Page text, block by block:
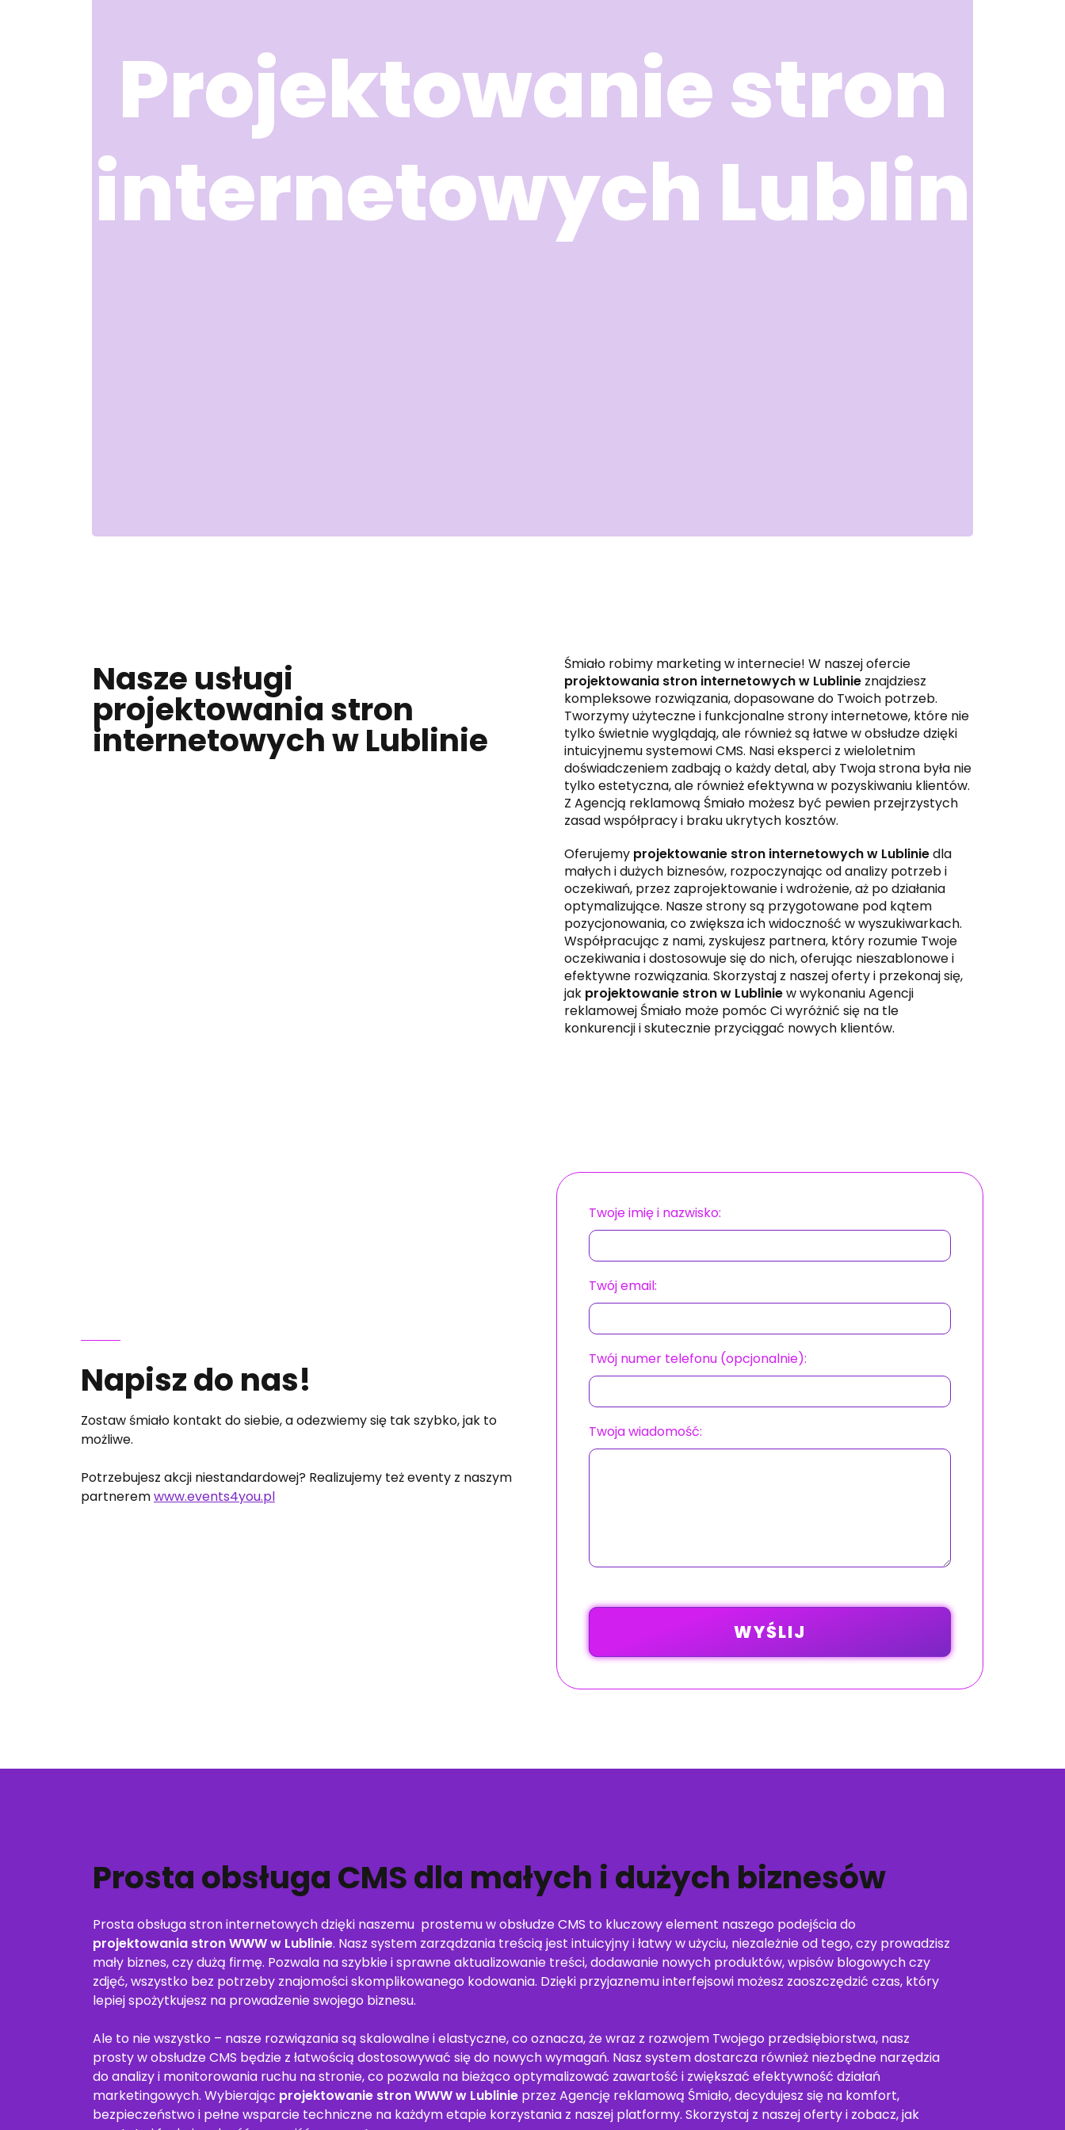
Projektowanie stron
internetowych Lublin
Nasze usługi
projektowania stron
internetowych w Lublinie
Śmiało robimy marketing w internecie! W naszej ofercie
projektowania stron internetowych w Lublinie znajdziesz
kompleksowe rozwiązania, dopasowane do Twoich potrzeb.
Tworzymy użyteczne i funkcjonalne strony internetowe, które nie
tylko świetnie wyglądają, ale również są łatwe w obsłudze dzięki
intuicyjnemu systemowi CMS. Nasi eksperci z wieloletnim
doświadczeniem zadbają o każdy detal, aby Twoja strona była nie
tylko estetyczna, ale również efektywna w pozyskiwaniu klientów.
Z Agencją reklamową Śmiało możesz być pewien przejrzystych
zasad współpracy i braku ukrytych kosztów.
Oferujemy projektowanie stron internetowych w Lubliniedla
małych i dużych biznesów, rozpoczynając od analizy potrzeb i
oczekiwań, przez zaprojektowanie i wdrożenie, aż po działania
optymalizujące. Nasze strony są przygotowane pod kątem
pozycjonowania, co zwiększa ich widoczność w wyszukiwarkach.
Współpracując z nami, zyskujesz partnera, który rozumie Twoje
oczekiwania i dostosowuje się do nich, oferując nieszablonowe i
efektywne rozwiązania. Skorzystaj z naszej oferty i przekonaj się,
jak projektowanie stron w Lubliniew wykonaniu Agencji
reklamowej Śmiało może pomóc Ci wyróżnić się na tle
konkurencji i skutecznie przyciągać nowych klientów.
Napisz do nas!
Zostaw śmiało kontakt do siebie, a odezwiemy się tak szybko, jak to
możliwe.
Potrzebujesz akcji niestandardowej? Realizujemy też eventy z naszym
partneremwww.events4you.pl
Twoje imię i nazwisko:
Twój email:
Twój numer telefonu (opcjonalnie):
Twoja wiadomość:
Prosta obsługa CMS dla małych i dużych biznesów
Prosta obsługa stron internetowych dzięki naszemu prostemu w obsłudze CMS to kluczowy element naszego podejścia do
projektowania stron WWW w Lublinie. Nasz system zarządzania treścią jest intuicyjny i łatwy w użyciu, niezależnie od tego, czy prowadzisz
mały biznes, czy dużą firmę. Pozwala na szybkie i sprawne aktualizowanie treści, dodawanie nowych produktów, wpisów blogowych czy
zdjęć, wszystko bez potrzeby znajomości skomplikowanego kodowania. Dzięki przyjaznemu interfejsowi możesz zaoszczędzić czas, który
lepiej spożytkujesz na prowadzenie swojego biznesu.
Ale to nie wszystko – nasze rozwiązania są skalowalne i elastyczne, co oznacza, że wraz z rozwojem Twojego przedsiębiorstwa, nasz
prosty w obsłudze CMS będzie z łatwością dostosowywać się do nowych wymagań. Nasz system dostarcza również niezbędne narzędzia
do analizy i monitorowania ruchu na stronie, co pozwala na bieżąco optymalizować zawartość i zwiększać efektywność działań
marketingowych. Wybierając projektowanie stron WWW w Lublinie przez Agencję reklamową Śmiało, decydujesz się na komfort,
bezpieczeństwo i pełne wsparcie techniczne na każdym etapie korzystania z naszej platformy. Skorzystaj z naszej oferty i zobacz, jak